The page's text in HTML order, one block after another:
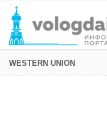
WESTERN UNION